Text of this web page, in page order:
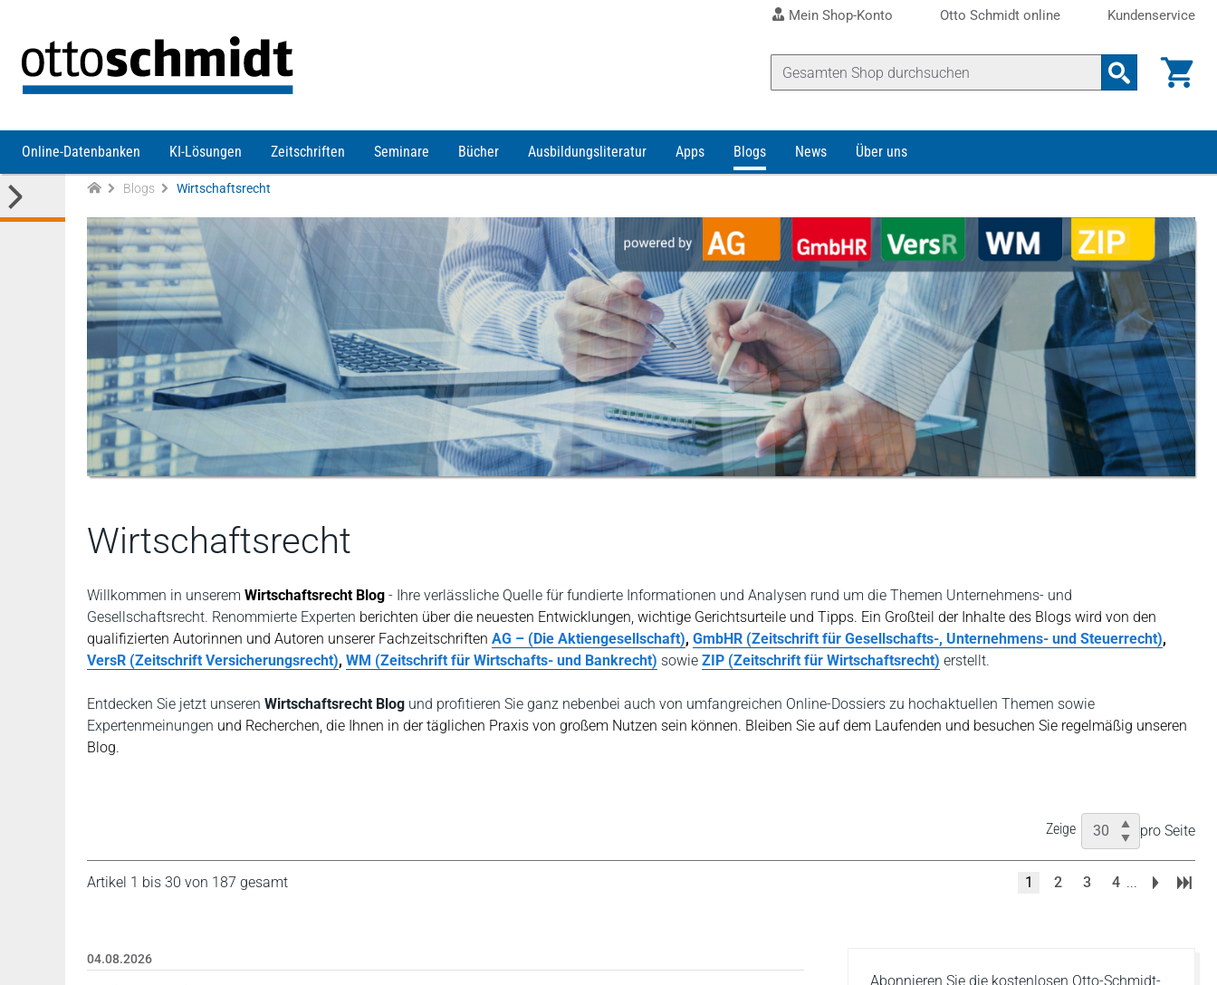
Mein Shop-Konto Otto Schmidt online Kundenservice
Online-Datenbanken KI-Lösungen Zeitschriften Seminare Bücher Ausbildungsliteratur Apps Blogs News Über uns
Blogs Wirtschaftsrecht
Wirtschaftsrecht
Willkommen in unserem Wirtschaftsrecht Blog - Ihre verlässliche Quelle für fundierte Informationen und Analysen rund um die Themen Unternehmens- und
Gesellschaftsrecht. Renommierte Experten berichten über die neuesten Entwicklungen, wichtige Gerichtsurteile und Tipps. Ein Großteil der Inhalte des Blogs wird von den
qualifizierten Autorinnen und Autoren unserer Fachzeitschriften AG – (Die Aktiengesellschaft), GmbHR (Zeitschrift für Gesellschafts-, Unternehmens- und Steuerrecht),
VersR (Zeitschrift Versicherungsrecht), WM (Zeitschrift für Wirtschafts- und Bankrecht) sowie ZIP (Zeitschrift für Wirtschaftsrecht) erstellt.
Entdecken Sie jetzt unseren Wirtschaftsrecht Blog und profitieren Sie ganz nebenbei auch von umfangreichen Online-Dossiers zu hochaktuellen Themen sowie
Expertenmeinungen und Recherchen, die Ihnen in der täglichen Praxis von großem Nutzen sein können. Bleiben Sie auf dem Laufenden und besuchen Sie regelmäßig unseren
Blog.
Zeige pro Seite
Artikel 1 bis 30 von 187 gesamt 1 2 3 4 ...
04.08.2026
Abonnieren Sie die kostenlosen Otto-Schmidt-